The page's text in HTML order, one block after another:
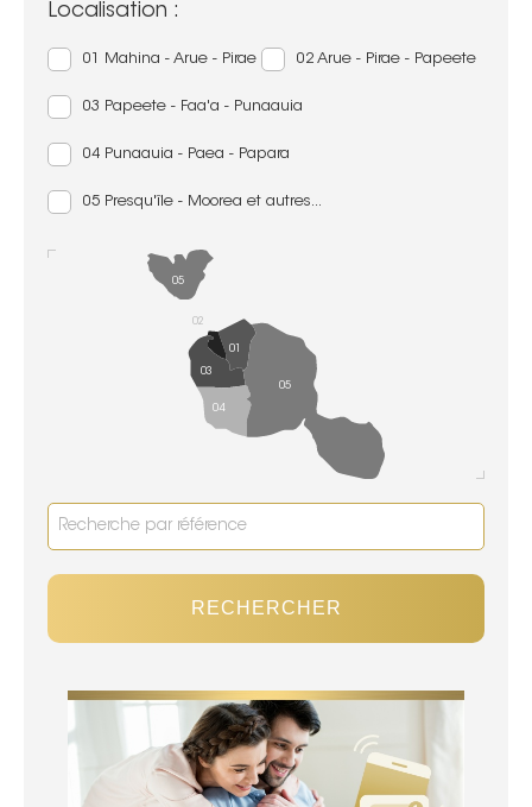
Localisation :
01 Mahina - Arue - Pirae 02 Arue - Pirae - Papeete
03 Papeete - Faa'a - Punaauia
04 Punaauia - Paea - Papara
05 Presqu'île - Moorea et autres...
01
02
03
04
05
05
RECHERCHER